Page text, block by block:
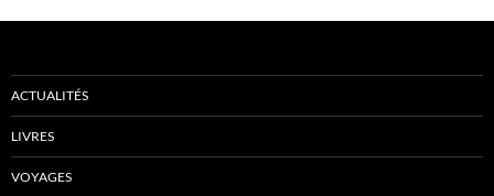
ACTUALITÉS
LIVRES
VOYAGES